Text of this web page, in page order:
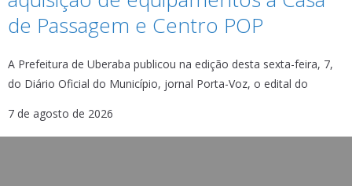
de Passagem e Centro POP
A Prefeitura de Uberaba publicou na edição desta sexta-feira, 7,
do Diário Oficial do Município, jornal Porta-Voz, o edital do
7 de agosto de 2026